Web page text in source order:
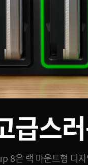
급스
은 랙 마운트형 디자
위한 4 포트 10G 이